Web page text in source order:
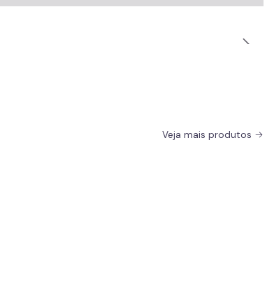
Veja mais produtos